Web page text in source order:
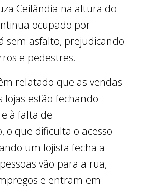
Ceilândia na altura do
ocupado por
sem asfalto, prejudicando
e pedestres.
relatado que as vendas
estão fechando
à falta de
o que dificulta o acesso
um lojista fecha a
vão para a rua,
e entram em